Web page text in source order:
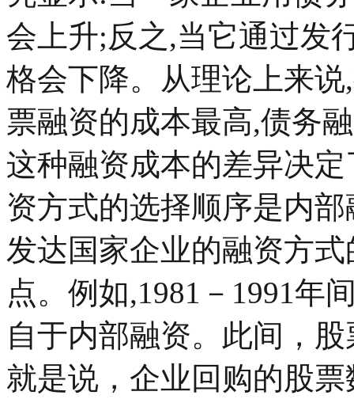
会上升;反之,当它通过发
格会下降。从理论上来
票融资的成本最高,债务
这种融资成本的差异决
资方式的选择顺序是内
发达国家企业的融资方
点。例如,1981－1991年
自于内部融资。此间，
就是说，企业回购的股